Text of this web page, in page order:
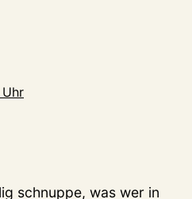
schnuppe, was wer in